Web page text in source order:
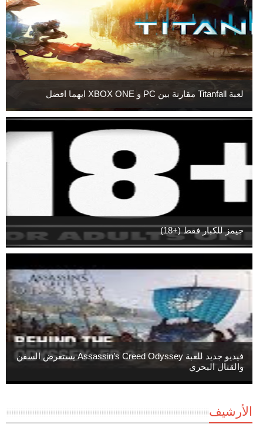
لعبة Titanfall مقارنة بين PC و XBOX ONE ايهما افضل
جيمز للكبار فقط (+18)
فيديو جديد للعبة Assassin’s Creed Odyssey يستعرض السفن
والقتال البحري
الأرشيف